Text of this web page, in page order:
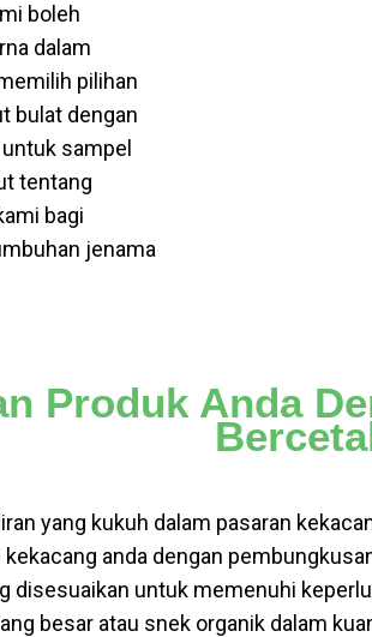
boleh
dalam
pilihan
bulat dengan
sampel
tentang
bagi
jenama
Produk Anda
yang kukuh dalam pasaran
anda dengan
disesuaikan untuk memenuhi
besar atau snek organik dalam